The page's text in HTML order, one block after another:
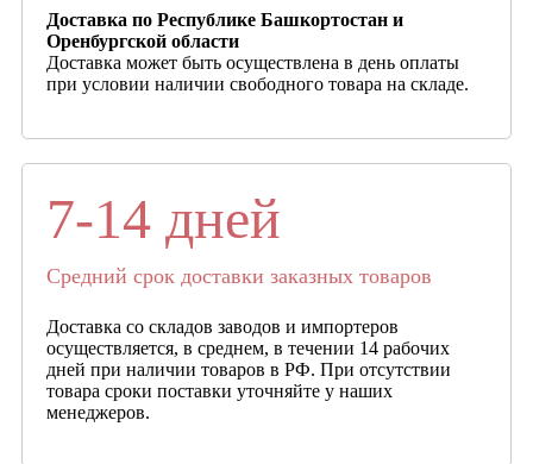
Доставка по Республике Башкортостан и
Оренбургской области
Доставка может быть осуществлена в день оплаты
при условии наличии свободного товара на складе.
7-14 дней
Средний срок доставки заказных товаров
Доставка со складов заводов и импортеров
осуществляется, в среднем, в течении 14 рабочих
дней при наличии товаров в РФ. При отсутствии
товара сроки поставки уточняйте у наших
менеджеров.